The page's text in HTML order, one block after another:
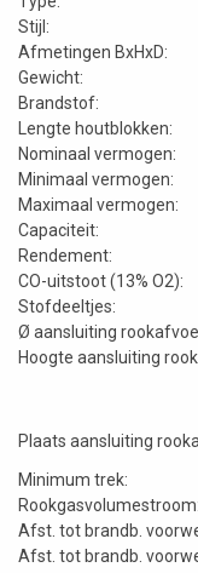
Stijl:
Afmetingen BxHxD:
Gewicht:
Brandstof:
Lengte houtblokken:
Nominaal vermogen:
Minimaal vermogen:
Maximaal vermogen:
Capaciteit:
Rendement:
CO-uitstoot (13% O2):
Stofdeeltjes:
Ø aansluiting
Hoogte aansluiting
Plaats aansluiting
Minimum trek:
Rookgasvolumestroom:
Afst. tot brandb.
Afst. tot brandb.